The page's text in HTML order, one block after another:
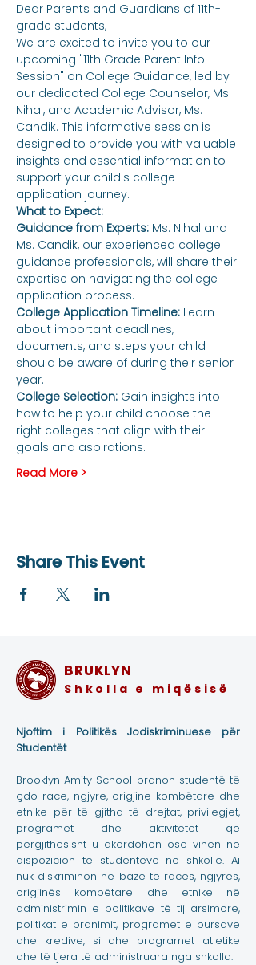
Dear Parents and Guardians of 11th-
grade students,
We are excited to invite you to our
upcoming "11th Grade Parent Info
Session" on College Guidance, led by
our dedicated College Counselor, Ms.
Nihal, and Academic Advisor, Ms.
Candik. This informative session is
designed to provide you with valuable
insights and essential information to
support your child's college
application journey.
What to Expect:
Guidance from Experts: Ms. Nihal and
Ms. Candik, our experienced college
guidance professionals, will share their
expertise on navigating the college
application process.
College Application Timeline: Learn
about important deadlines,
documents, and steps your child
should be aware of during their senior
year.
College Selection: Gain insights into
how to help your child choose the
right colleges that align with their
goals and aspirations.
Read More >
Share This Event
BRUKLYN
Shkolla e miqësisë
Njoftim i Politikës Jodiskriminuese për
Studentët
Brooklyn Amity School pranon studentë të
çdo race, ngjyre, origjine kombëtare dhe
etnike për të gjitha të drejtat, privilegjet,
programet dhe aktivitetet që
përgjithësisht u akordohen ose vihen në
dispozicion të studentëve në shkollë. Ai
nuk diskriminon në bazë të racës, ngjyrës,
origjinës kombëtare dhe etnike në
administrimin e politikave të tij arsimore,
politikat e pranimit, programet e bursave
dhe kredive, si dhe programet atletike
dhe të tjera të administruara nga shkolla.